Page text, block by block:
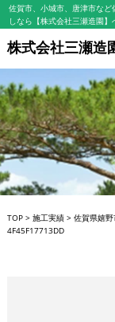
佐賀市、小城市、唐津市など
しなら【株式会社三瀬造園】
株式会社三瀬造
TOP> 施工実績> 佐賀県嬉野
4F45F17713DD